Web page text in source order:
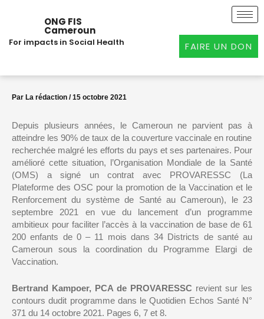
ONG FIS
Cameroun
For impacts in Social Health FAIRE UN DON
Par La rédaction /15 octobre 2021
Depuis plusieurs années, le Cameroun ne parvient pas à
atteindre les 90% de taux de la couverture vaccinale en routine
recherchée malgré les efforts du pays et ses partenaires. Pour
amélioré cette situation, l’Organisation Mondiale de la Santé
(OMS) a signé un contrat avec PROVARESSC (La
Plateforme des OSC pour la promotion de la Vaccination et le
Renforcement du système de Santé au Cameroun), le 23
septembre 2021 en vue du lancement d’un programme
ambitieux pour faciliter l’accès à la vaccination de base de 61
200 enfants de 0 – 11 mois dans 34 Districts de santé au
Cameroun sous la coordination du Programme Elargi de
Vaccination.
Bertrand Kampoer, PCA de PROVARESSC revient sur les
contours dudit programme dans le Quotidien Echos Santé N°
371 du 14 octobre 2021. Pages 6, 7 et 8.